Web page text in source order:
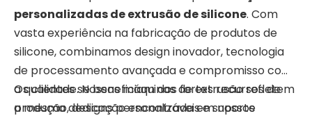
personalizadas de extrusão de silicone. Com
vasta experiência na fabricação de produtos de
silicone, combinamos design inovador, tecnologia
de processamento avançada e compromisso com
a qualidade. Nossas máquinas de extrusão refletem
a mesma dedicação encontrada em nossos
Os clientes se beneficiam dos fortes recursos de
produção, designs personalizáveis ​​e suporte